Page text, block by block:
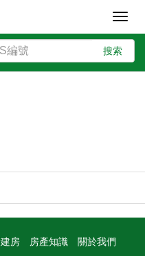
搜索
房 房產知識
關於我們